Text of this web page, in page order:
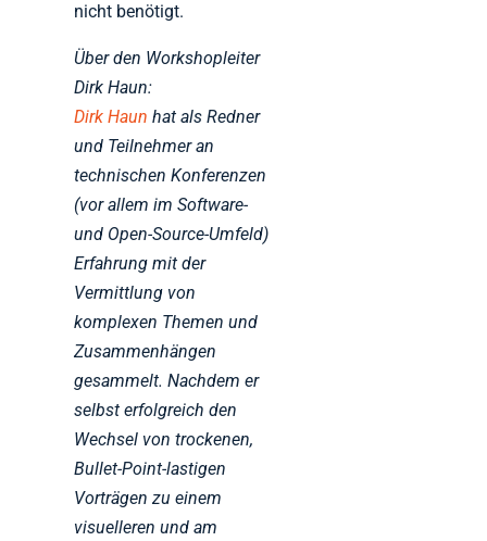
nicht benötigt.
Über den Workshopleiter
Dirk Haun:
Dirk Haun hat als Redner
und Teilnehmer an
technischen Konferenzen
(vor allem im Software-
und Open-Source-Umfeld)
Erfahrung mit der
Vermittlung von
komplexen Themen und
Zusammenhängen
gesammelt. Nachdem er
selbst erfolgreich den
Wechsel von trockenen,
Bullet-Point-lastigen
Vorträgen zu einem
visuelleren und am